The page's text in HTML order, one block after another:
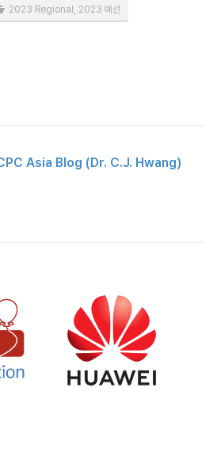
2023 Regional 2023 예선
Asia Blog (Dr. C.J. Hwang)